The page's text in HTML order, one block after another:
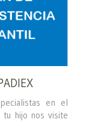
en el
tu hijo nos visite